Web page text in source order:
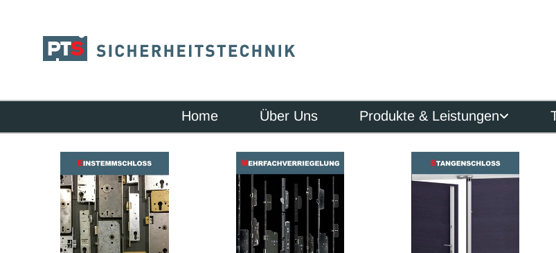
Home Über Uns Produkte & Leistungen